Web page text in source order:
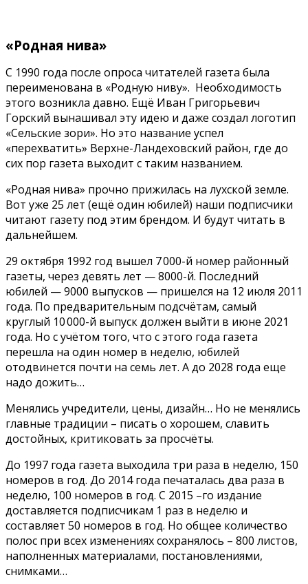
«Родная нива»
С 1990 года после опроса читателей газета была
переименована в «Родную ниву». Необходимость
этого возникла давно. Ещё Иван Григорьевич
Горский вынашивал эту идею и даже создал логотип
«Сельские зори». Но это название успел
«перехватить» Верхне-Ландеховский район, где до
сих пор газета выходит с таким названием.
«Родная нива» прочно прижилась на лухской земле.
Вот уже 25 лет (ещё один юбилей) наши подписчики
читают газету под этим брендом. И будут читать в
дальнейшем.
29 октября 1992 год вышел 7 000-й номер районный
газеты, через девять лет — 8000-й. Последний
юбилей — 9000 выпусков — пришелся на 12 июля 2011
года. По предварительным подсчётам, самый
круглый 10 000-й выпуск должен выйти в июне 2021
года. Но с учётом того, что с этого года газета
перешла на один номер в неделю, юбилей
отодвинется почти на семь лет. А до 2028 года еще
надо дожить…
Менялись учредители, цены, дизайн… Но не менялись
главные традиции – писать о хорошем, славить
достойных, критиковать за просчёты.
До 1997 года газета выходила три раза в неделю, 150
номеров в год. До 2014 года печаталась два раза в
неделю, 100 номеров в год. С 2015 –го издание
доставляется подписчикам 1 раз в неделю и
составляет 50 номеров в год. Но общее количество
полос при всех изменениях сохранялось – 800 листов,
наполненных материалами, постановлениями,
снимками…